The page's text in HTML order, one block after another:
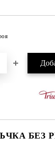
БЕЗ